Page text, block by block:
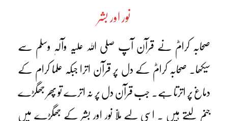
نور اور بشر
صحابہ کرامؓ نے قرآن آپ صلی اللہ علیہ وآلہٖ وسلم سے
سیکھا۔ صحابہ کرامؓ کے دل پر قرآن اترا جبکہ علما کرام کے
دماغ پر اترتا ہے۔ جب قرآن دل پر نہ اترے تو پھر جھگڑے
جنم لیتے ہیں ۔ اسی لیے ملّا نور اور بشر کے جھگڑے میں